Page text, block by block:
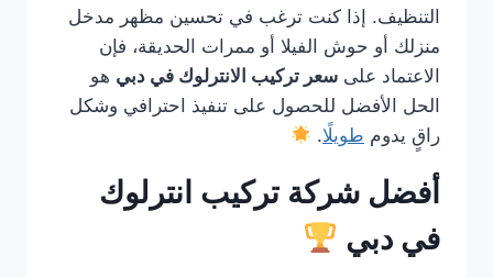
التنظيف. إذا كنت ترغب في تحسين مظهر مدخل
منزلك أو حوش الفيلا أو ممرات الحديقة، فإن
الاعتماد على سعر تركيب الانترلوك في دبي هو
الحل الأفضل للحصول على تنفيذ احترافي وشكل
راقٍ يدوم طويلًا.
أفضل شركة تركيب انترلوك
في دبي